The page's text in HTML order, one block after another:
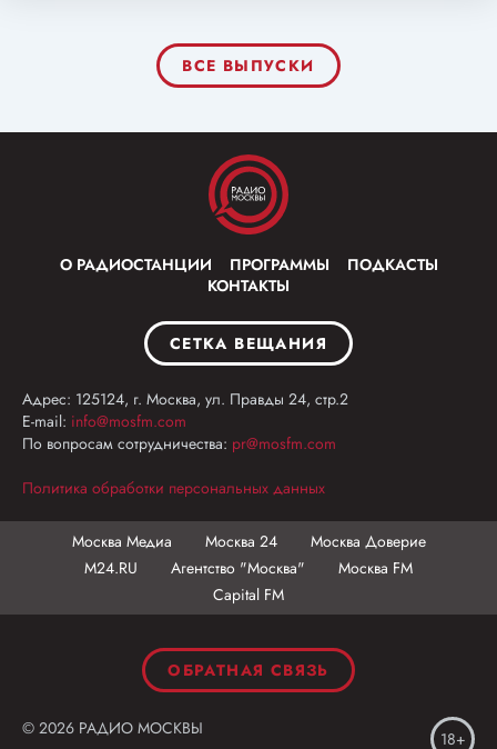
ВСЕ ВЫПУСКИ
О РАДИОСТАНЦИИ ПРОГРАММЫ
ПОДКАСТЫ
КОНТАКТЫ
СЕТКА ВЕЩАНИЯ
Адрес: 125124, г. Москва, ул. Правды 24, стр.2
E-mail: info@mosfm.com
По вопросам сотрудничества: pr@mosfm.com
Политика обработки персональных данных
Москва Медиа Москва 24
Москва Доверие
М24.RU
Агентство "Москва"
Москва FM
Capital FM
© 2026 РАДИО МОСКВЫ
ОБРАТНАЯ СВЯЗЬ
18+